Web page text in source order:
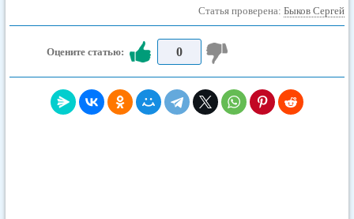
Статья проверена: Быков Сергей
Оцените статью: 0